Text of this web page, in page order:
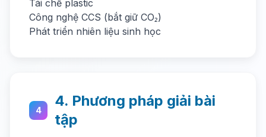
Tái chế plastic
Công nghệ CCS (bắt giữ CO₂)
Phát triển nhiên liệu sinh học
4
4. Phương pháp giải bài
tập